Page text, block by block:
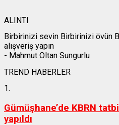
ALINTI
Birbirinizi sevin Birbirinizi övün
alışveriş yapın
- Mahmut Oltan Sungurlu
TREND HABERLER
1.
Gümüşhane’de KBRN
yapıldı